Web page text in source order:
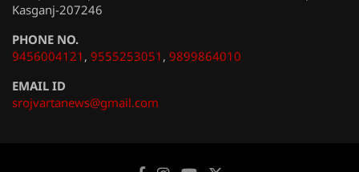
Kasganj-207246
PHONE NO.
9456004121 , 9555253051 , 9899864010
EMAIL ID
srojvartanews@gmail.com